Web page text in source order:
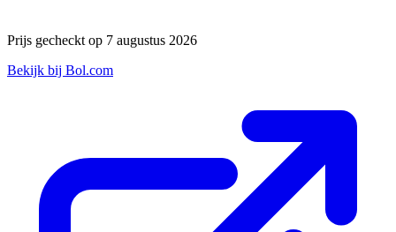
Prijs gecheckt op 7 augustus 2026
Bekijk bij Bol.com